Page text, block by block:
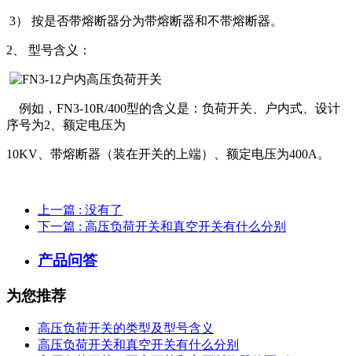
3） 按是否带熔断器分为带熔断器和不带熔断器。
2、 型号含义：
例如，FN3-10R/400型的含义是：负荷开关、户内式、设计
序号为2、额定电压为
10KV、带熔断器（装在开关的上端）、额定电压为400A。
上一篇 : 没有了
下一篇 : 高压负荷开关和真空开关有什么分别
产品问答
为您推荐
高压负荷开关的类型及型号含义
高压负荷开关和真空开关有什么分别